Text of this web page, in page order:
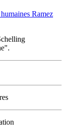
Ramez